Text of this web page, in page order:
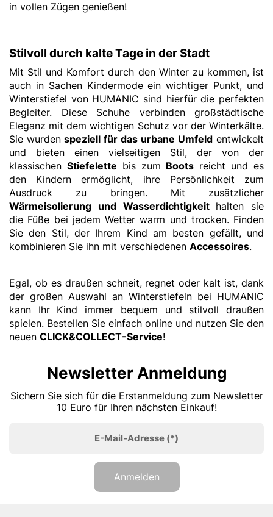
in vollen Zügen genießen!
Stilvoll durch kalte Tage in der Stadt
Mit Stil und Komfort durch den Winter zu kommen, ist
auch in Sachen Kindermode ein wichtiger Punkt, und
Winterstiefel von HUMANIC sind hierfür die perfekten
Begleiter. Diese Schuhe verbinden großstädtische
Eleganz mit dem wichtigen Schutz vor der Winterkälte.
Sie wurden speziell für das urbane Umfeld entwickelt
und bieten einen vielseitigen Stil, der von der
klassischen Stiefelette bis zum Boots reicht und es
den Kindern ermöglicht, ihre Persönlichkeit zum
Ausdruck zu bringen. Mit zusätzlicher
Wärmeisolierung und Wasserdichtigkeit halten sie
die Füße bei jedem Wetter warm und trocken. Finden
Sie den Stil, der Ihrem Kind am besten gefällt, und
kombinieren Sie ihn mit verschiedenen Accessoires.
Egal, ob es draußen schneit, regnet oder kalt ist, dank
der großen Auswahl an Winterstiefeln bei HUMANIC
kann Ihr Kind immer bequem und stilvoll draußen
spielen. Bestellen Sie einfach online und nutzen Sie den
neuen CLICK&COLLECT-Service!
Newsletter Anmeldung
Sichern Sie sich für die Erstanmeldung zum Newsletter
10 Euro für Ihren nächsten Einkauf!
E-Mail-Adresse (*)
Anmelden